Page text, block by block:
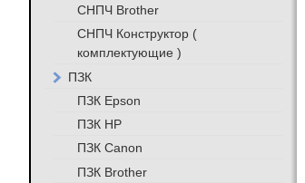
СНПЧ Brother
СНПЧ Конструктор (
комплектующие )
ПЗК
ПЗК Epson
ПЗК HP
ПЗК Canon
ПЗК Brother